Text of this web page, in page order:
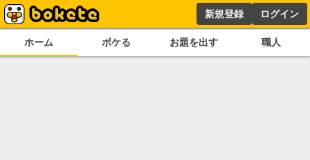
新規登録 ログイン
ホーム ボケる お題を出す 職人